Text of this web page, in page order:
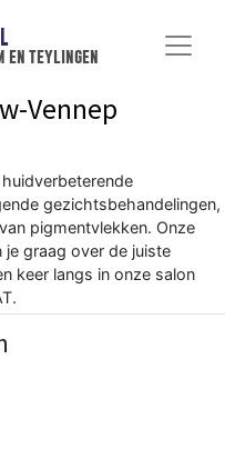
en teylingen
Vennep
gezichtsbehandelingen,
pigmentvlekken. Onze
graag over de juiste
keer langs in onze salon